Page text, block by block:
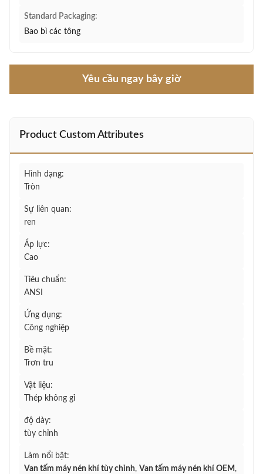
Standard Packaging:
Bao bì các tông
Yêu cầu ngay bây giờ
Product Custom Attributes
Hình dạng:
Tròn
Sự liên quan:
ren
Áp lực:
Cao
Tiêu chuẩn:
ANSI
Ứng dụng:
Công nghiệp
Bề mặt:
Trơn tru
Vật liệu:
Thép không gỉ
độ dày:
tùy chỉnh
Làm nổi bật:
Van tấm máy nén khí tùy chỉnh, Van tấm máy nén khí OEM ,